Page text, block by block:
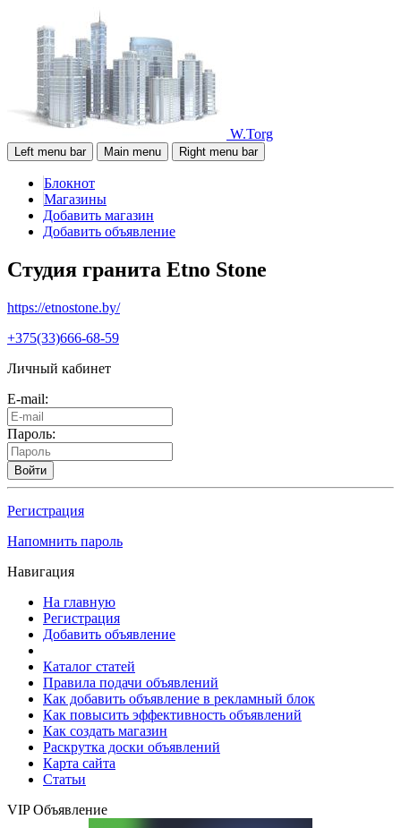
W.Torg
Left menu bar Main menu Right menu bar
Блокнот
Магазины
Добавить магазин
Добавить объявление
Студия гранита Etno Stone
https://etnostone.by/
+375(33)666-68-59
Личный кабинет
E-mail:
Пароль:
Войти
Регистрация
Напомнить пароль
Навигация
На главную
Регистрация
Добавить объявление
Каталог статей
Правила подачи объявлений
Как добавить объявление в рекламный блок
Как повысить эффективность объявлений
Как создать магазин
Раскрутка доски объявлений
Карта сайта
Статьи
VIP Объявление